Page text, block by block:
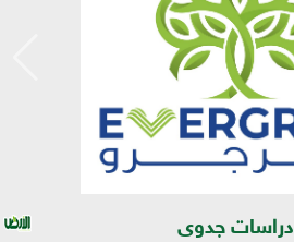
دراسات جدوى